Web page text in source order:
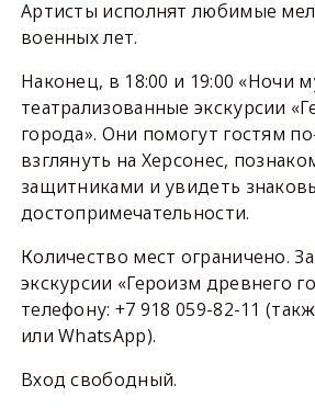
Артисты исполнят любимые
военных лет.
Наконец, в 18:00 и 19:00 «Ночи
театрализованные экскурсии
города». Они помогут гостям
взглянуть на Херсонес,
защитниками и увидеть
достопримечательности.
Количество мест ограничено.
экскурсии «Героизм древнего
телефону: +7 918 059-82-11
или WhatsApp).
Вход свободный.